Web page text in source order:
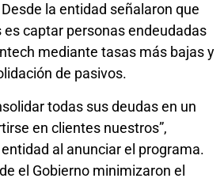
la entidad señalaron que
es captar personas endeudadas
mediante tasas más bajas y
de pasivos.
todas sus deudas en un
en clientes nuestros”,
al anunciar el programa.
el Gobierno minimizaron el